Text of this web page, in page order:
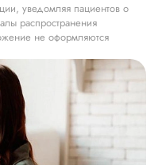
уведомляя пациентов о
распространения
не оформляются